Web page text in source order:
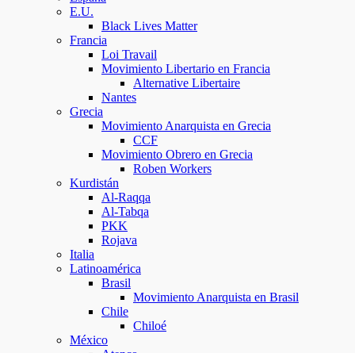
E.U.
Black Lives Matter
Francia
Loi Travail
Movimiento Libertario en Francia
Alternative Libertaire
Nantes
Grecia
Movimiento Anarquista en Grecia
CCF
Movimiento Obrero en Grecia
Roben Workers
Kurdistán
Al-Raqqa
Al-Tabqa
PKK
Rojava
Italia
Latinoamérica
Brasil
Movimiento Anarquista en Brasil
Chile
Chiloé
México